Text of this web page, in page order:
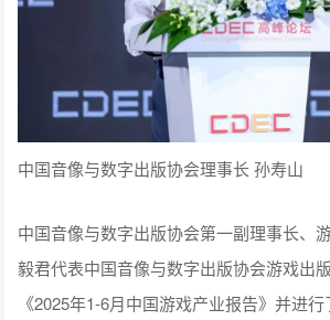
中国音像与数字出版协会理事长 孙寿山
中国音像与数字出版协会第一副理事长、
《2025年1-6月中国游戏产业报告》并进行
了各品类游戏的国内外市场收入和用户规
括出2025年1-6月我国游戏行业总体运行